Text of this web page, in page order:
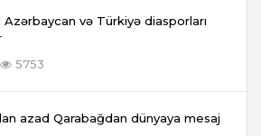
Azərbaycan və Türkiyə diasporları
5753
azad Qarabağdan dünyaya mesaj